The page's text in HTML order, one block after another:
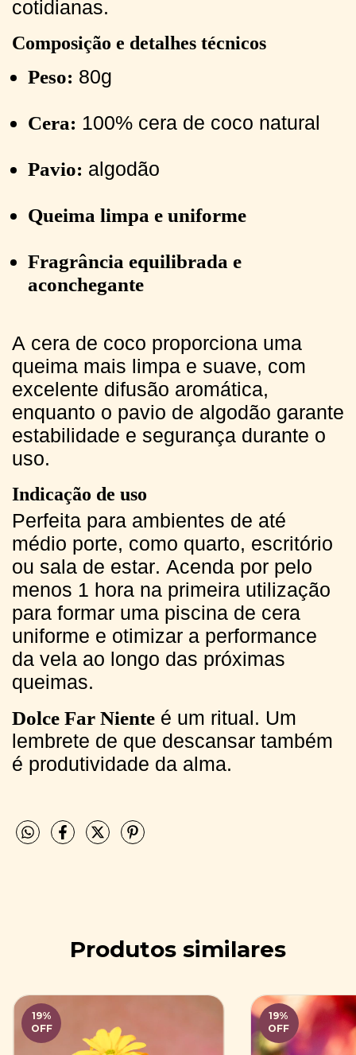
cotidianas.
Composição e detalhes técnicos
Peso: 80g
Cera: 100% cera de coco natural
Pavio: algodão
Queima limpa e uniforme
Fragrância equilibrada e
aconchegante
A cera de coco proporciona uma
queima mais limpa e suave, com
excelente difusão aromática,
enquanto o pavio de algodão garante
estabilidade e segurança durante o
uso.
Indicação de uso
Perfeita para ambientes de até
médio porte, como quarto, escritório
ou sala de estar. Acenda por pelo
menos 1 hora na primeira utilização
para formar uma piscina de cera
uniforme e otimizar a performance
da vela ao longo das próximas
queimas.
Dolce Far Niente é um ritual. Um
lembrete de que descansar também
é produtividade da alma.
Produtos similares
19%
OFF
19%
OFF